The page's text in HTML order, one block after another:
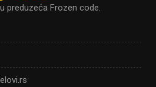
preduzeća Frozen code.